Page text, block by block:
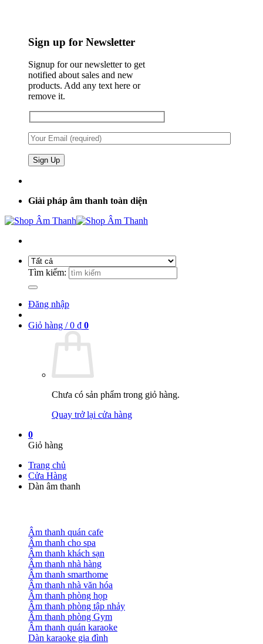
Sign up for Newsletter
Signup for our newsletter to get
notified about sales and new
products. Add any text here or
remove it.
Giải pháp âm thanh toàn diện
Tìm kiếm:
Đăng nhập
Giỏ hàng /0 ₫ 0
Chưa có sản phẩm trong giỏ hàng.
Quay trở lại cửa hàng
0
Giỏ hàng
Trang chủ
Cửa Hàng
Dàn âm thanh
Âm thanh quán cafe
Âm thanh cho spa
Âm thanh khách sạn
Âm thanh nhà hàng
Âm thanh smarthome
Âm thanh nhà văn hóa
Âm thanh phòng họp
Âm thanh phòng tập nhảy
Âm thanh phòng Gym
Âm thanh quán karaoke
Dàn karaoke gia đình